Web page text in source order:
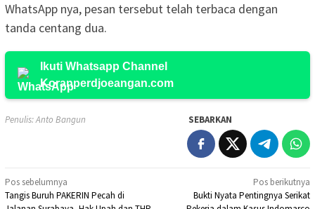
WhatsApp nya, pesan tersebut telah terbaca dengan
tanda centang dua.
Ikuti Whatsapp Channel
Koranperdjoeangan.com
Penulis: Anto Bangun SEBARKAN
Navigasi
Pos sebelumnya
Tangis Buruh PAKERIN Pecah di
Pos berikutnya
Bukti Nyata Pentingnya Serikat